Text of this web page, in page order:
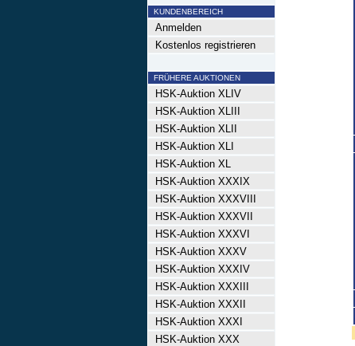
KUNDENBEREICH
Anmelden
Kostenlos registrieren
FRÜHERE AUKTIONEN
HSK-Auktion XLIV
HSK-Auktion XLIII
HSK-Auktion XLII
HSK-Auktion XLI
HSK-Auktion XL
HSK-Auktion XXXIX
HSK-Auktion XXXVIII
HSK-Auktion XXXVII
HSK-Auktion XXXVI
HSK-Auktion XXXV
HSK-Auktion XXXIV
HSK-Auktion XXXIII
HSK-Auktion XXXII
HSK-Auktion XXXI
HSK-Auktion XXX